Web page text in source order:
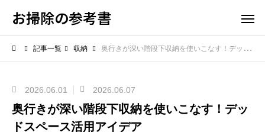
お掃除の参考書
記事一覧 収納 奥行きが深い階段下収納を使いこなす！デッドスペース活用アイデア
2026.06.01 2026.06.07
奥行きが深い階段下収納を使いこなす！デッ
ドスペース活用アイデア